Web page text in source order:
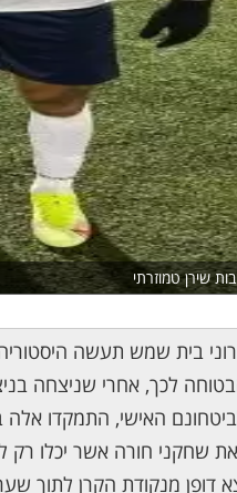
שירן טמוזרתי
בית שמש תעשה
לכך, אחרי שניצחה
שחקני חורה אשר יכלו רק